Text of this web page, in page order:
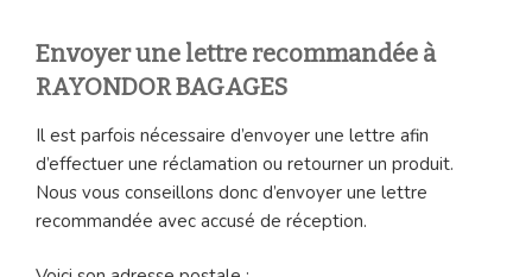
Envoyer une lettre recommandée à
RAYONDOR BAGAGES
Il est parfois nécessaire d’envoyer une lettre afin
d’effectuer une réclamation ou retourner un produit.
Nous vous conseillons donc d’envoyer une lettre
recommandée avec accusé de réception.